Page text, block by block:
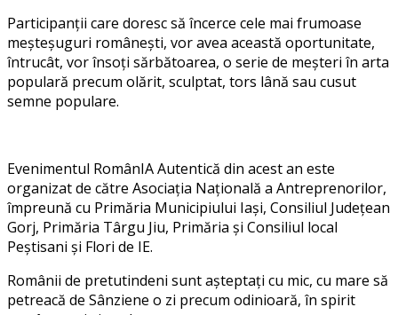
Participanții care doresc să încerce cele mai frumoase
meșteșuguri românești, vor avea această oportunitate,
întrucât, vor însoți sărbătoarea, o serie de meșteri în arta
populară precum olărit, sculptat, tors lână sau cusut
semne populare.
Evenimentul RomânIA Autentică din acest an este
organizat de către Asociația Națională a Antreprenorilor,
împreună cu Primăria Municipiului Iași, Consiliul Județean
Gorj, Primăria Târgu Jiu, Primăria și Consiliul local
Peștisani și Flori de IE.
Românii de pretutindeni sunt așteptați cu mic, cu mare să
petreacă de Sânziene o zi precum odinioară, în spirit